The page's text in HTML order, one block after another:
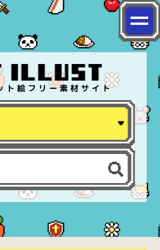
ト絵フリー素材サイト